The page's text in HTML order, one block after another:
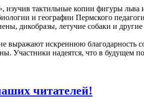
изучив тактильные копии фигуры
и географии Пермского
дикобразы, летучие собаки и
искреннюю благодарность
Участники надеятся, что в будущем
читателей!